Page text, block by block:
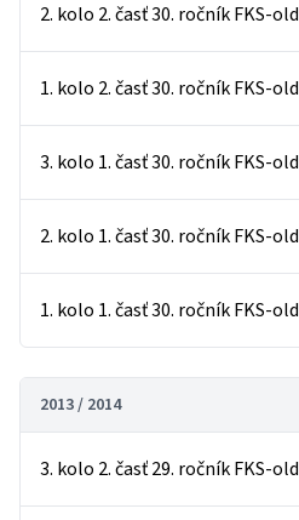
2. kolo 2. časť 30. ročník FKS-old
1. kolo 2. časť 30. ročník FKS-old
3. kolo 1. časť 30. ročník FKS-old
2. kolo 1. časť 30. ročník FKS-old
1. kolo 1. časť 30. ročník FKS-old
2013 / 2014
3. kolo 2. časť 29. ročník FKS-old